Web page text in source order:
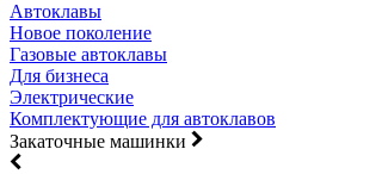
Автоклавы
Новое поколение
Газовые автоклавы
Для бизнеса
Электрические
Комплектующие для автоклавов
Закаточные машинки